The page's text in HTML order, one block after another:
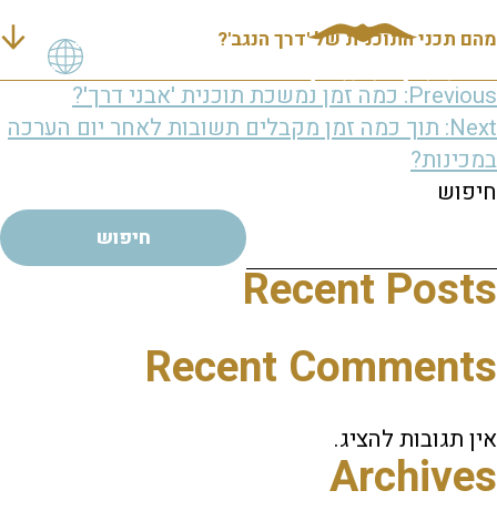
מהם תכני התוכנית של 'דרך הנגב'?
ניווט
Previous: כמה זמן נמשכת תוכנית 'אבני דרך'?
Next: תוך כמה זמן מקבלים תשובות לאחר יום הערכה
במכינות?
חיפוש
חיפוש
Recent Posts
Recent Comments
אין תגובות להציג.
Archives